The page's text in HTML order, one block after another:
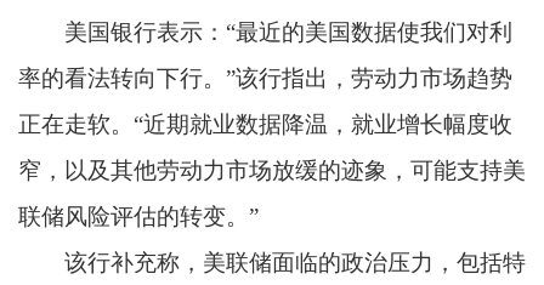
美国银行表示：“最近的美国数据使我们对利
率的看法转向下行。”该行指出，劳动力市场趋势
正在走软。“近期就业数据降温，就业增长幅度收
窄，以及其他劳动力市场放缓的迹象，可能支持美
联储风险评估的转变。”
该行补充称，美联储面临的政治压力，包括特